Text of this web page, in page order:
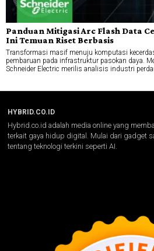
Panduan Mitigasi Arc Flash Data
Ini Temuan Riset Berbasis
Transformasi masif menuju komputasi
pembaruan pada infrastruktur pasokan daya.
Schneider Electric merilis analisis industri
HYBRID.CO.ID
Hybrid.co.id adalah media online yang
terkait gaya hidup digital. Mulai dari gadget
tentang teknologi terkini seperti AI.